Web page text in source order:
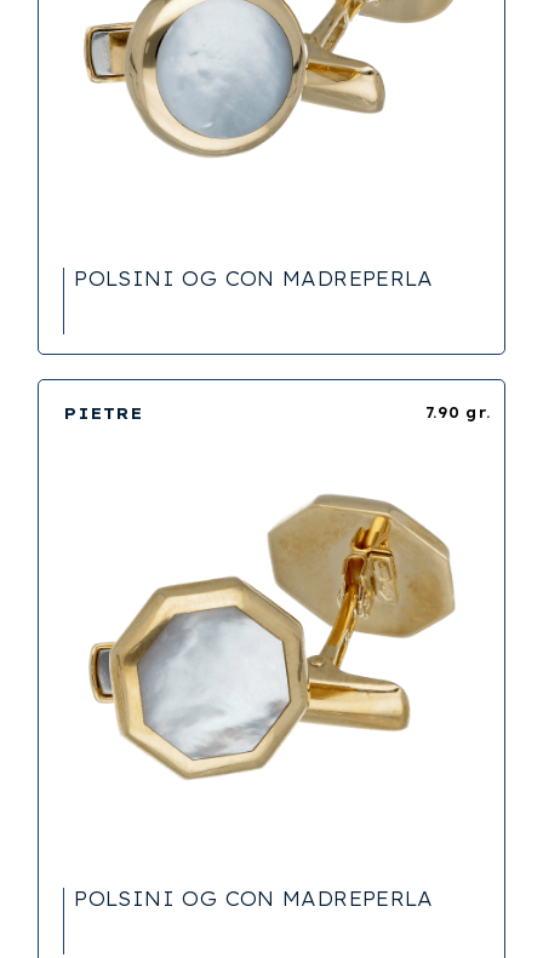
POLSINI OG CON MADREPERLA
7.90 gr.
PIETRE
POLSINI OG CON MADREPERLA